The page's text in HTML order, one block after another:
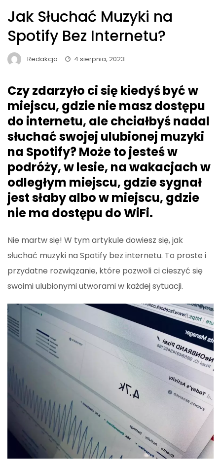
Jak Słuchać Muzyki na
Spotify Bez Internetu?
Redakcja 4 sierpnia, 2023
Czy zdarzyło ci się kiedyś być w
miejscu, gdzie nie masz dostępu
do internetu, ale chciałbyś nadal
słuchać swojej ulubionej muzyki
na Spotify? Może to jesteś w
podróży, w lesie, na wakacjach w
odległym miejscu, gdzie sygnał
jest słaby albo w miejscu, gdzie
nie ma dostępu do WiFi.
Nie martw się! W tym artykule dowiesz się, jak
słuchać muzyki na Spotify bez internetu. To proste i
przydatne rozwiązanie, które pozwoli ci cieszyć się
swoimi ulubionymi utworami w każdej sytuacji.